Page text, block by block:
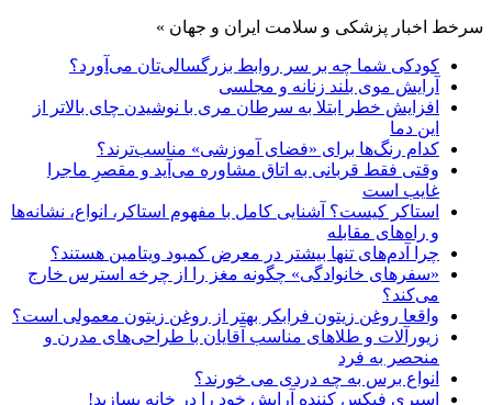
سرخط اخبار پزشکی و سلامت ایران و جهان »
کودکی شما چه بر سر روابط بزرگسالی‌تان می‌آورد؟
آرایش موی بلند زنانه و مجلسی
افزایش خطر ابتلا به سرطان مری با نوشیدن چای بالاتر از
این دما
کدام رنگ‌ها برای «فضای آموزشی» مناسب‌ترند؟
وقتی فقط قربانی به اتاق مشاوره می‌آید و مقصرِ ماجرا
غایب است
استاکر کیست؟ آشنایی کامل با مفهوم استاکر، انواع، نشانه‌ها
و راه‌های مقابله
چرا آدم‌های تنها بیشتر در معرض کمبود ویتامین هستند؟
«سفرهای خانوادگی» چگونه مغز را از چرخه استرس خارج
می‌کند؟
واقعا روغن زیتون فرابکر بهتر از روغن زیتون معمولی است؟
زیورآلات و طلاهای مناسب آقایان با طراحی‌های مدرن و
منحصر به فرد
انواع برس به چه دردی می خورند؟
اسپری فیکس کننده آرایش خود را در خانه بسازید!